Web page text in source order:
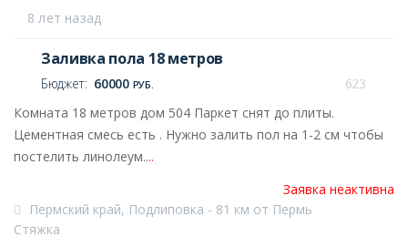
8 лет назад
Заливка пола 18 метров
Бюджет: 60000 РУБ.
623
Комната 18 метров дом 504 Паркет снят до плиты.
Цементная смесь есть . Нужно залить пол на 1-2 см чтобы
постелить линолеум....
Заявка неактивна
Пермский край, Подлиповка - 81 км от Пермь
Стяжка